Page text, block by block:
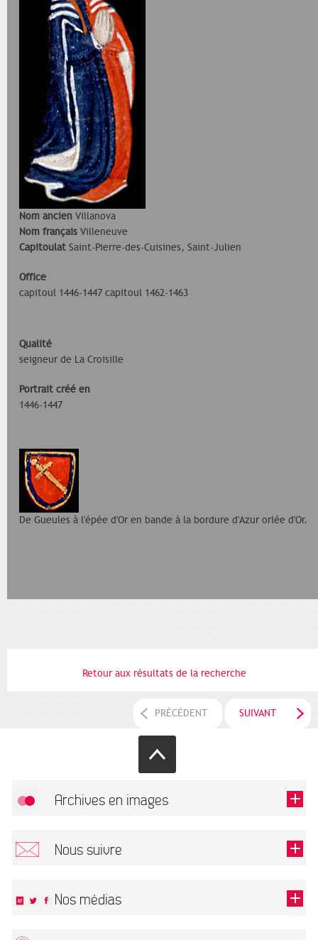
Nom ancien Villanova
Nom français Villeneuve
Capitoulat Saint-Pierre-des-Cuisines, Saint-Julien
Office
capitoul 1446-1447 capitoul 1462-1463
Qualité
seigneur de La Croisille
Portrait créé en
1446-1447
De Gueules à l'épée d'Or en bande à la bordure d'Azur orlée d'Or.
Retour aux résultats de la recherche
PRÉCÉDENT SUIVANT
Archives en images
Nous suivre
Nos médias